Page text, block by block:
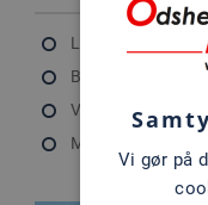
Længde: 4 m
Bredde: 1.9 m
Vægt: 250 kg
Max motor: 60 HK
Vi gør på